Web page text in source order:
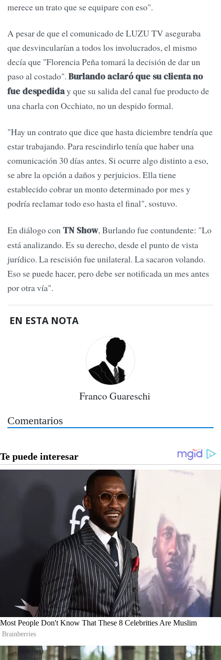
merece un trato que se equipare con eso".
A pesar de que el comunicado de LUZU TV aseguraba
que desvincularían a todos los involucrados, el mismo
decía que "Florencia Peña tomará la decisión de dar un
paso al costado". Burlando aclaró que su clienta no
fue despediday que su salida del canal fue producto de
una charla con Occhiato, no un despido formal.
"Hay un contrato que dice que hasta diciembre tendría que
estar trabajando. Para rescindirlo tenía que haber una
comunicación 30 días antes. Si ocurre algo distinto a eso,
se abre la opción a daños y perjuicios. Ella tiene
establecido cobrar un monto determinado por mes y
podría reclamar todo eso hasta el final", sostuvo.
En diálogo con TN Show, Burlando fue contundente: "Lo
está analizando. Es su derecho, desde el punto de vista
jurídico. La rescisión fue unilateral. La sacaron volando.
Eso se puede hacer, pero debe ser notificada un mes antes
por otra vía".
EN ESTA NOTA
Franco Guareschi
Comentarios